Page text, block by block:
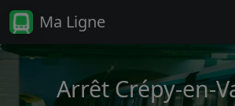
Ma Ligne
Arrêt Crépy-en-